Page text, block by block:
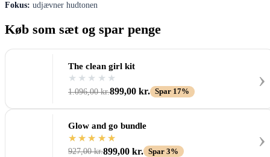
Fokus: udjævner hudtonen
Køb som sæt og spar penge
The clean girl kit
1.096,00kr.899,00 kr. Spar 17% ›
Glow and go bundle
927,00kr.899,00 kr. Spar 3% ›